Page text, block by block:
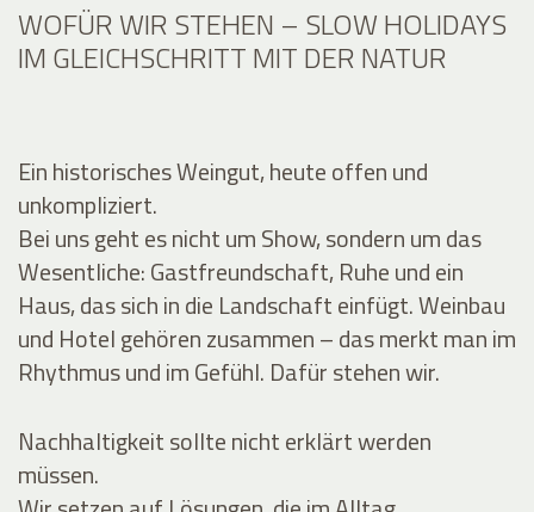
WOFÜR WIR STEHEN – SLOW HOLIDAYS
IM GLEICHSCHRITT MIT DER NATUR
Ein historisches Weingut, heute offen und
unkompliziert.
Bei uns geht es nicht um Show, sondern um das
Wesentliche: Gastfreundschaft, Ruhe und ein
Haus, das sich in die Landschaft einfügt. Weinbau
und Hotel gehören zusammen – das merkt man im
Rhythmus und im Gefühl. Dafür stehen wir.
Nachhaltigkeit sollte nicht erklärt werden
müssen.